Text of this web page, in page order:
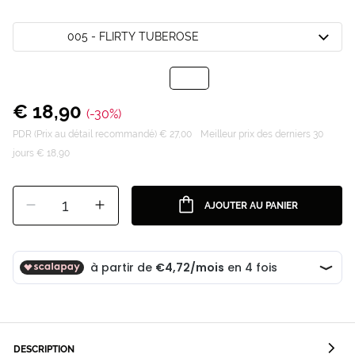
005 - FLIRTY TUBEROSE
€ 18,90 (-30%)
PDR (Prix au détail recommandé) € 27,00
Meilleur prix des derniers 30
jours € 18,90
1 AJOUTER AU PANIER
DESCRIPTION